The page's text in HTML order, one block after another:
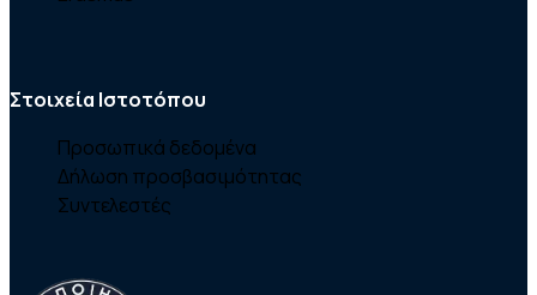
Στοιχεία Ιστοτόπου
Προσωπικά δεδομένα
Δήλωση προσβασιμότητας
Συντελεστές